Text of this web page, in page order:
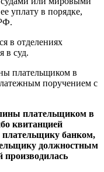
уплату в порядке,
в отделениях
в суд.
плательщиком в
поручением с
плательщиком в
квитанцией
банком,
должностным
производилась